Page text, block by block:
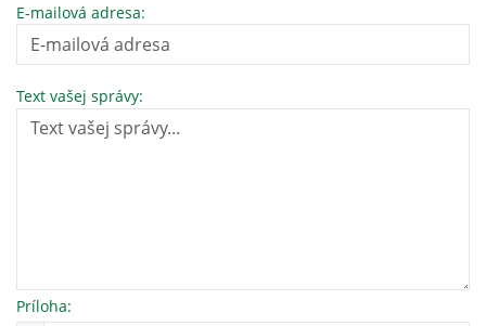
E-mailová adresa:
Text vašej správy:
Príloha: